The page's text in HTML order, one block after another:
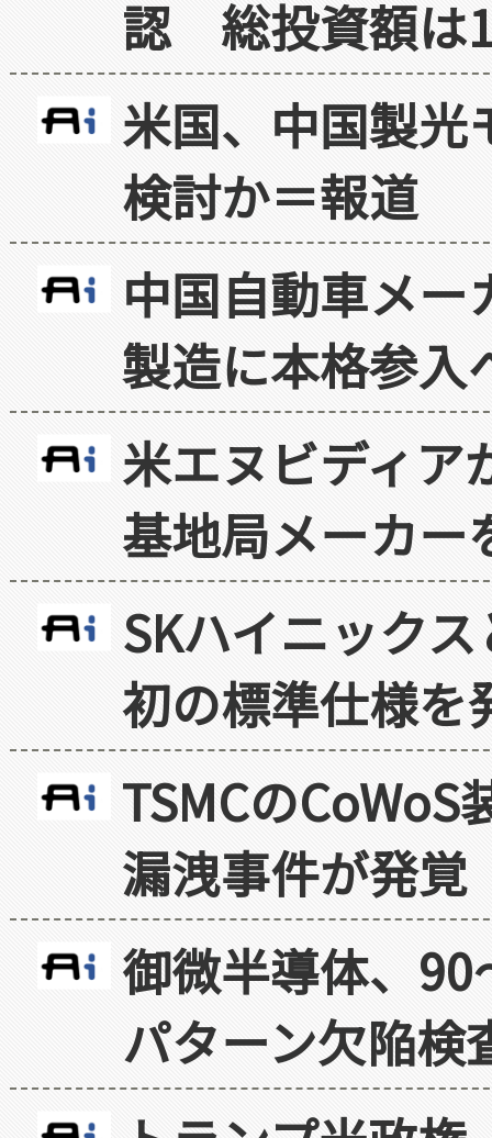
認 総投資額は
米国、中国製光
検討か＝報道
中国自動車メ
製造に本格参入
米エヌビディア
基地局メーカー
SKハイニック
初の標準仕様を
TSMCの
漏洩事件が発覚
御微半導体、
パターン欠陥検